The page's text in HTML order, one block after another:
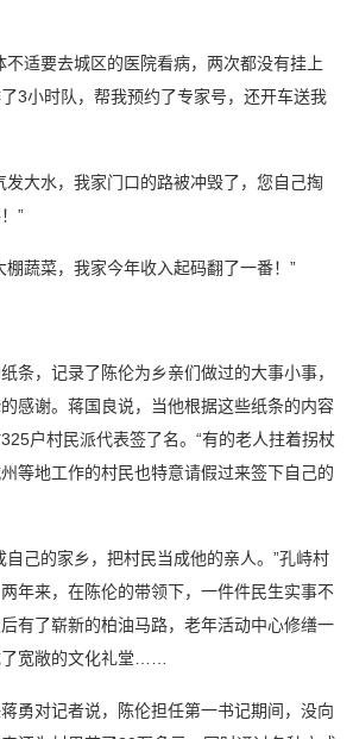
不适要去城区的医院看病，两次都没有挂上
3小时队，帮我预约了专家号，还开车送我
发大水，我家门口的路被冲毁了，您自己掏
”
棚蔬菜，我家今年收入起码翻了一番！”
条，记录了陈伦为乡亲们做过的大事小事，
感谢。蒋国良说，当他根据这些纸条的内容
户村民派代表签了名。“有的老人拄着拐杖
等地工作的村民也特意请假过来签下自己的
自己的家乡，把村民当成他的亲人。”孔峙村
年来，在陈伦的带领下，一件件民生实事不
有了崭新的柏油马路，老年活动中心修缮一
宽敞的文化礼堂……
勇对记者说，陈伦担任第一书记期间，没向